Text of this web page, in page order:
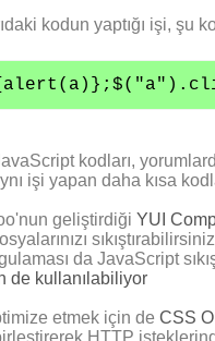
kodun yaptığı işi, şu
kodları,
işi yapan daha kısa
geliştirdiği YUI
da JavaScript
de kullanılabiliyor
etmek için de CSS
HTTP